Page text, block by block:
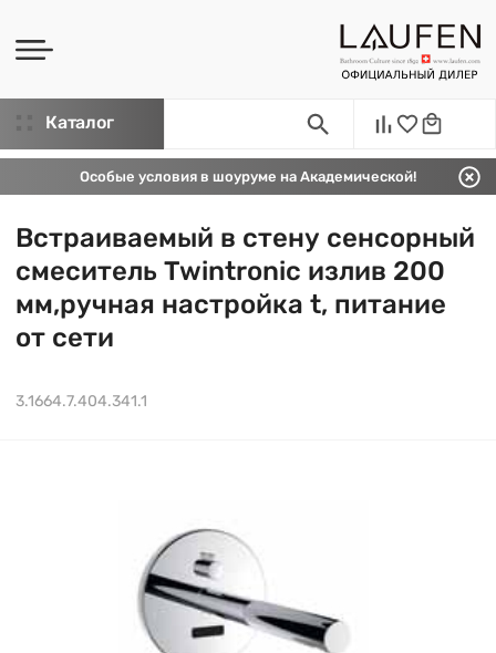
Каталог
Особые условия в шоуруме на Академической!
Встраиваемый в стену сенсорный
смеситель Twintronic излив 200
мм,ручная настройка t, питание
от сети
3.1664.7.404.341.1